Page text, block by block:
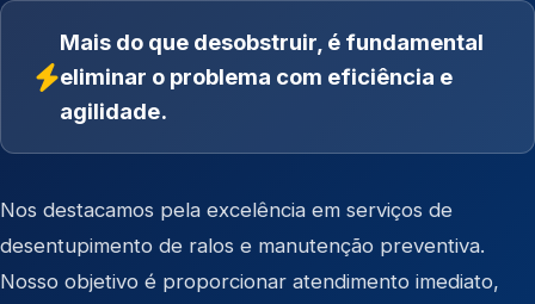
Mais do que desobstruir, é fundamental
eliminar o problema com eficiência e
agilidade.
Nos destacamos pela excelência em serviços de
desentupimento de ralos e manutenção preventiva.
Nosso objetivo é proporcionar atendimento imediato,